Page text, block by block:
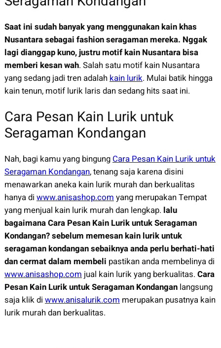
Saat ini sudah banyak yang menggunakan kain khas
Nusantara sebagai fashion seragaman mereka. Nggak
lagi dianggap kuno, justru motif kain Nusantara bisa
memberi kesan wah. Salah satu motif kain Nusantara
yang sedang jadi tren adalahkain lurik. Mulai batik hingga
kain tenun, motif lurik laris dan sedang hits saat ini.
Cara Pesan Kain Lurik untuk
Seragaman Kondangan
Nah, bagi kamu yang bingung Cara Pesan Kain Lurik untuk
Seragaman Kondangan, tenang saja karena disini
menawarkan aneka kain lurik murah dan berkualitas
hanya di www.anisashop.com yang merupakan Tempat
yang menjual kain lurik murah dan lengkap. lalu
bagaimana Cara Pesan Kain Lurik untuk Seragaman
Kondangan? sebelum memesan kain lurik untuk
seragaman kondangan sebaiknya anda perlu berhati-hati
dan cermat dalam membeli pastikan anda membelinya di
www.anisashop.com jual kain lurik yang berkualitas. Cara
Pesan Kain Lurik untuk Seragaman Kondanganlangsung
saja klik di www.anisalurik.com merupakan pusatnya kain
lurik murah dan berkualitas.